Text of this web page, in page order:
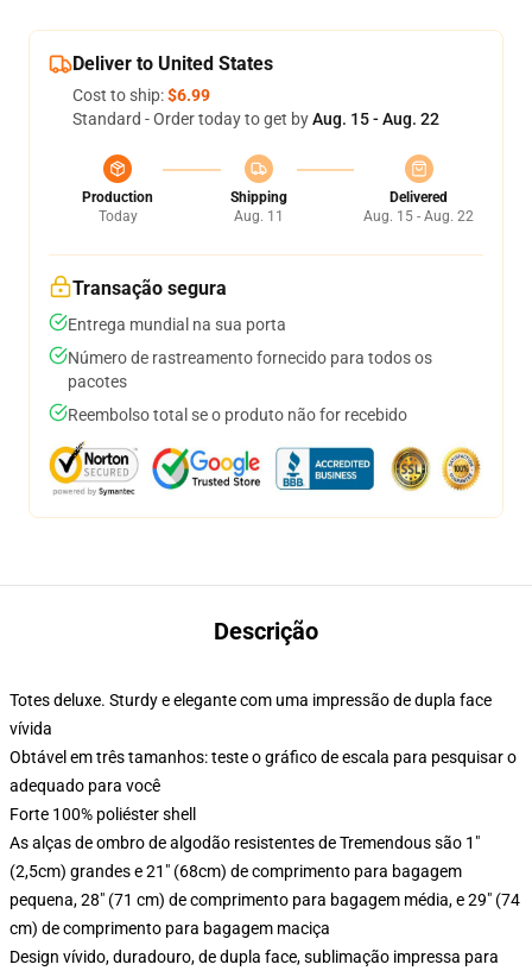
Deliver to United States
Cost to ship:$6.99
Standard - Order today to get byAug. 15 - Aug. 22
Production
Today
Shipping
Aug. 11
Delivered
Aug. 15 - Aug. 22
Transação segura
Entrega mundial na sua porta
Número de rastreamento fornecido para todos os
pacotes
Reembolso total se o produto não for recebido
Descrição
Totes deluxe. Sturdy e elegante com uma impressão de dupla face
vívida
Obtável em três tamanhos: teste o gráfico de escala para pesquisar o
adequado para você
Forte 100% poliéster shell
As alças de ombro de algodão resistentes de Tremendous são 1"
(2,5cm) grandes e 21" (68cm) de comprimento para bagagem
pequena, 28" (71 cm) de comprimento para bagagem média, e 29" (74
cm) de comprimento para bagagem maciça
Design vívido, duradouro, de dupla face, sublimação impressa para